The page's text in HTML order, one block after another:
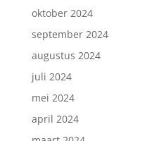
oktober 2024
september 2024
augustus 2024
juli 2024
mei 2024
april 2024